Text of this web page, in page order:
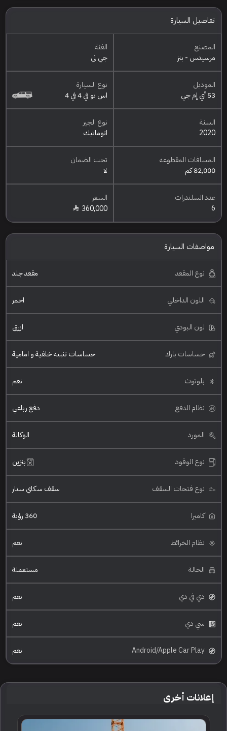
تفاصيل السيارة
المصنع
مرسيدس - بنز
الفئة
جي تي
الموديل
53 أي إم جي
نوع السيارة
اس يو في 4 في 4
السنة
2020
نوع الجير
اتوماتيك
المسافات المقطوعه
82,000 كم
تحت الضمان
لا
عدد السلندرات
6
السعر
360,000
مواصفات السيارة
نوع المقعد مقعد جلد
اللون الداخلي احمر
لون البودي ازرق
حساسات بارك حساسات تنبيه خلفية و امامية
بلوتوث نعم
نظام الدفع دفع رباعي
المورد الوكالة
نوع الوقود بنزين
نوع فتحات السقف سقف سكاي ستار
كاميرا 360 رؤية
نظام الخرائط نعم
الحالة مستعملة
دي في دي نعم
سي دي نعم
Android/Apple Car Play نعم
إعلانات أخرى